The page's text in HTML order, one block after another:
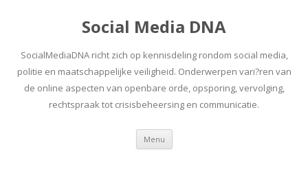
Social Media DNA
SocialMediaDNA richt zich op kennisdeling rondom social media,
politie en maatschappelijke veiligheid. Onderwerpen vari?ren van
de online aspecten van openbare orde, opsporing, vervolging,
rechtspraak tot crisisbeheersing en communicatie.
Menu Spring
inhoud